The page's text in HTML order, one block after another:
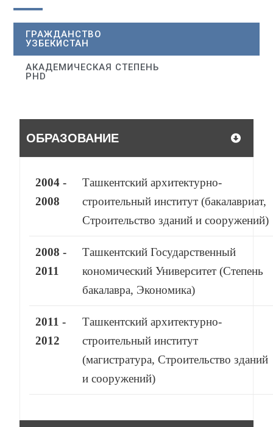
ГРАЖДАНСТВО
УЗБЕКИСТАН
АКАДЕМИЧЕСКАЯ СТЕПЕНЬ
PHD
ОБРАЗОВАНИЕ
2004 -
2008
Ташкентский архитектурно-
строительный институт (бакалавриат,
Строительство зданий и сооружений)
2008 -
2011
Ташкентский Государственный
кономический Университет (Степень
бакалавра, Экономика)
2011 -
2012
Ташкентский архитектурно-
строительный институт
(магистратура, Строительство зданий
и сооружений)